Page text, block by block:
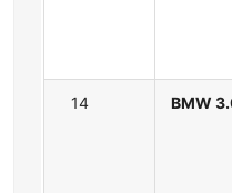
14 BMW